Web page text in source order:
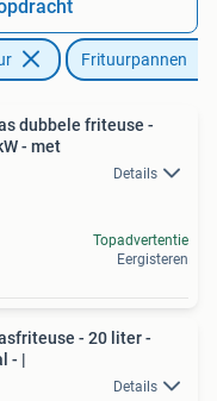
Frituurpannen
dubbele friteuse -
- met
Details
Topadvertentie
Eergisteren
- 20 liter -
- |
Details